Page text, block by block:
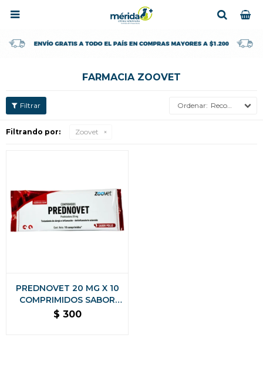

FARMACIA ZOOVET
Recomendados
Filtrando por: Zoovet
PREDNOVET 20 MG X 10
COMPRIMIDOS SABOR
POLLO
$ 300